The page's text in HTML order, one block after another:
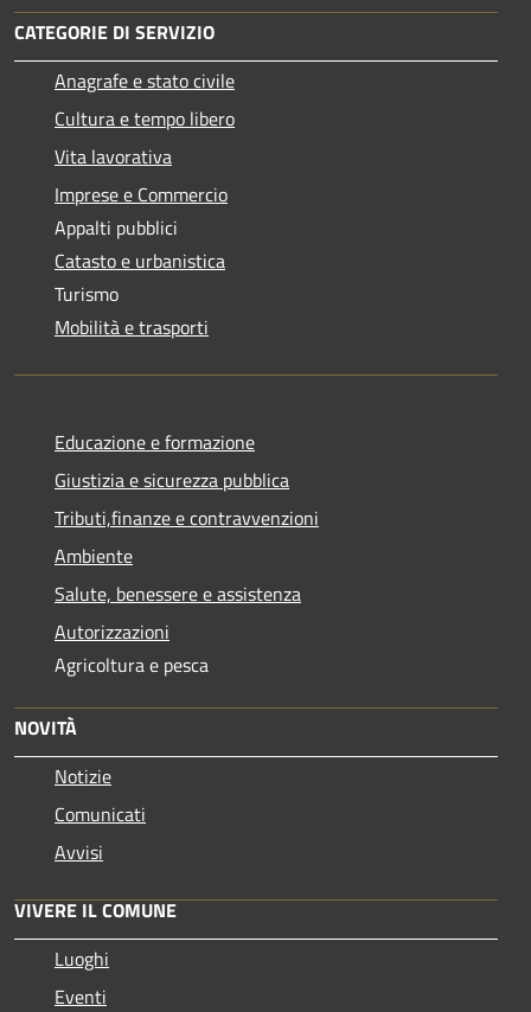
CATEGORIE DI SERVIZIO
Anagrafe e stato civile
Cultura e tempo libero
Vita lavorativa
Imprese e Commercio
Appalti pubblici
Catasto e urbanistica
Turismo
Mobilità e trasporti
Educazione e formazione
Giustizia e sicurezza pubblica
Tributi,finanze e contravvenzioni
Ambiente
Salute, benessere e assistenza
Autorizzazioni
Agricoltura e pesca
NOVITÀ
Notizie
Comunicati
Avvisi
VIVERE IL COMUNE
Luoghi
Eventi